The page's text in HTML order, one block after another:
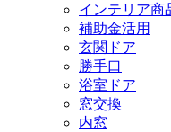
インテリア商
補助金活用
玄関ドア
勝手口
浴室ドア
窓交換
内窓